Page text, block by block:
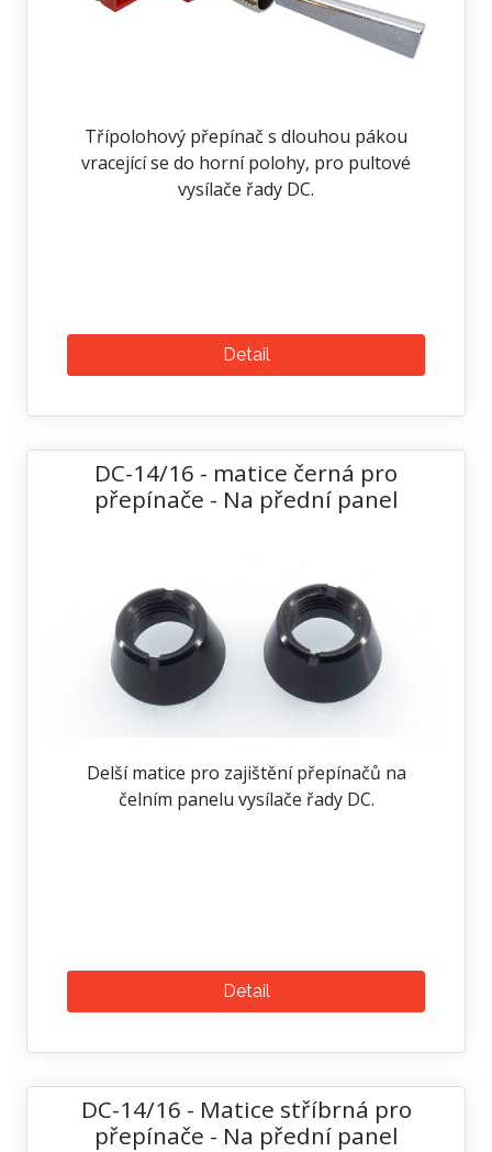
Třípolohový přepínač s dlouhou pákou
vracející se do horní polohy, pro pultové
vysílače řady DC.
Detail
DC-14/16 - matice černá pro
přepínače - Na přední panel
Delší matice pro zajištění přepínačů na
čelním panelu vysílače řady DC.
Detail
DC-14/16 - Matice stříbrná pro
přepínače - Na přední panel